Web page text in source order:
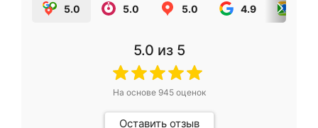
5.0 5.0 5.0 4.9
5.0 из 5
На основе 945оценок
Оставить отзыв